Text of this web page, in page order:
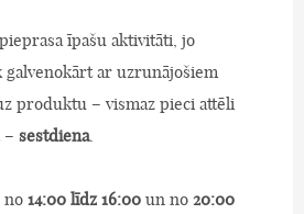
īpašu aktivitāti, jo
ar uzrunājošiem
produktu – vismaz pieci attēli
– sestdiena.
no 14:00 līdz 16:00 un no 20:00